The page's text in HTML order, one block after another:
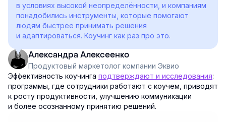
в условиях высокой неопределённости, и компаниям
понадобились инструменты, которые помогают
людям быстрее принимать решения
и адаптироваться. Коучинг как раз про это.
Александра Алексеенко
Продуктовый маркетолог компании Эквио
Эффективность коучинга подтверждают и исследования:
программы, где сотрудники работают с коучем, приводят
к росту продуктивности, улучшению коммуникации
и более осознанному принятию решений.